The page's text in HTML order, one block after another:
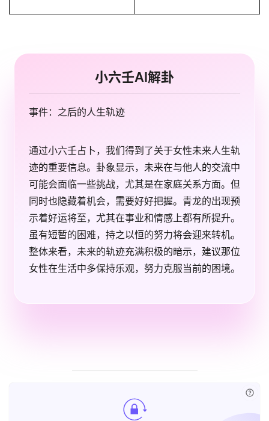
小六壬AI解卦
事件：之后的人生轨迹
通过小六壬占卜，我们得到了关于女性未来人生轨
迹的重要信息。卦象显示，未来在与他人的交流中
可能会面临一些挑战，尤其是在家庭关系方面。但
同时也隐藏着机会，需要好好把握。青龙的出现预
示着好运将至，尤其在事业和情感上都有所提升。
虽有短暂的困难，持之以恒的努力将会迎来转机。
整体来看，未来的轨迹充满积极的暗示，建议那位
女性在生活中多保持乐观，努力克服当前的困境。